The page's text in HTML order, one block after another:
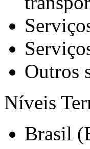
Outros
Níveis
Brasil